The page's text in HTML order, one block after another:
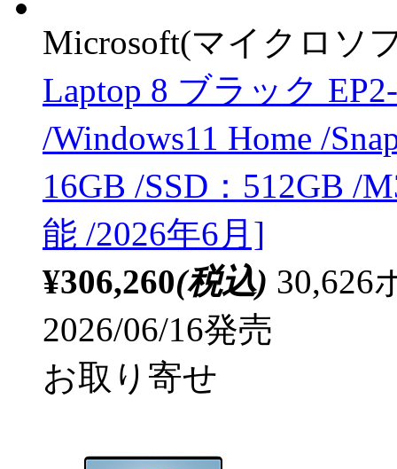
Microsoft(マイクロソ
Laptop 8 ブラック
/Windows11 Home /
16GB /SSD：512GB /
能 /2026年6月]
¥306,260(税込) 30,626
2026/06/16発売
お取り寄せ